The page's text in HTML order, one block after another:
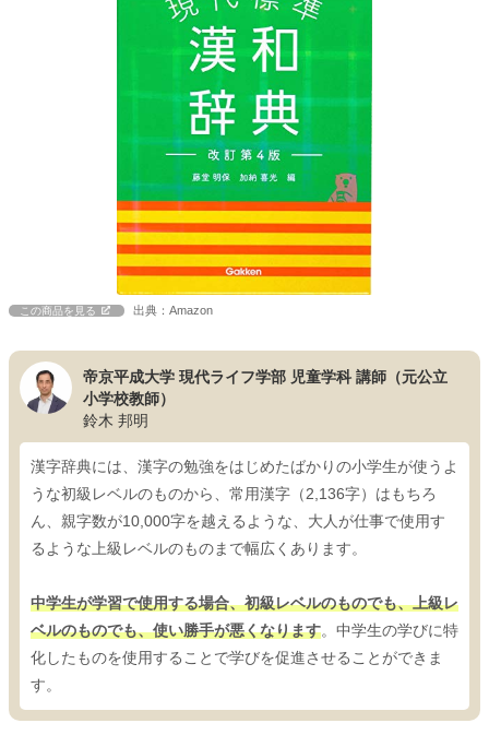
この商品を見る 出典：Amazon
帝京平成大学 現代ライフ学部 児童学科 講師（元公立
小学校教師）
鈴木 邦明
漢字辞典には、漢字の勉強をはじめたばかりの小学生が使うよ
うな初級レベルのものから、常用漢字（2,136字）はもちろ
ん、親字数が10,000字を越えるような、大人が仕事で使用す
るような上級レベルのものまで幅広くあります。
中学生が学習で使用する場合、初級レベルのものでも、上級レ
ベルのものでも、使い勝手が悪くなります。中学生の学びに特
化したものを使用することで学びを促進させることができま
す。